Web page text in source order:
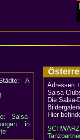
A
Salsa-
in
Adressen
Salsa-
Die
Hier